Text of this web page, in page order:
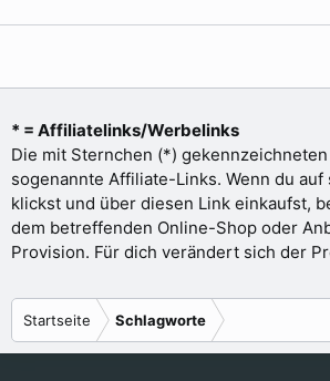
* = Affiliatelinks/Werbelinks
Die mit Sternchen (*)
sogenannte Affiliate-Links. Wenn du auf
klickst und über diesen Link einkaufst,
dem betreffenden Online-Shop oder
Provision. Für dich verändert sich der
Startseite Schlagworte